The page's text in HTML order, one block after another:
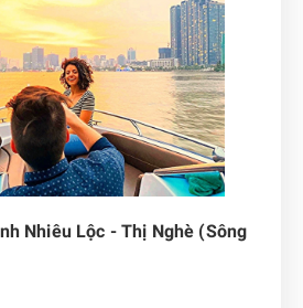
Nhiêu Lộc - Thị Nghè (Sông